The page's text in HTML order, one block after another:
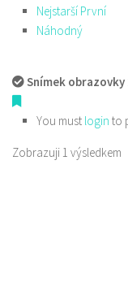
Nejstarší První
Náhodný
Snímek obrazovky
You must login to
Zobrazuji 1 výsledkem